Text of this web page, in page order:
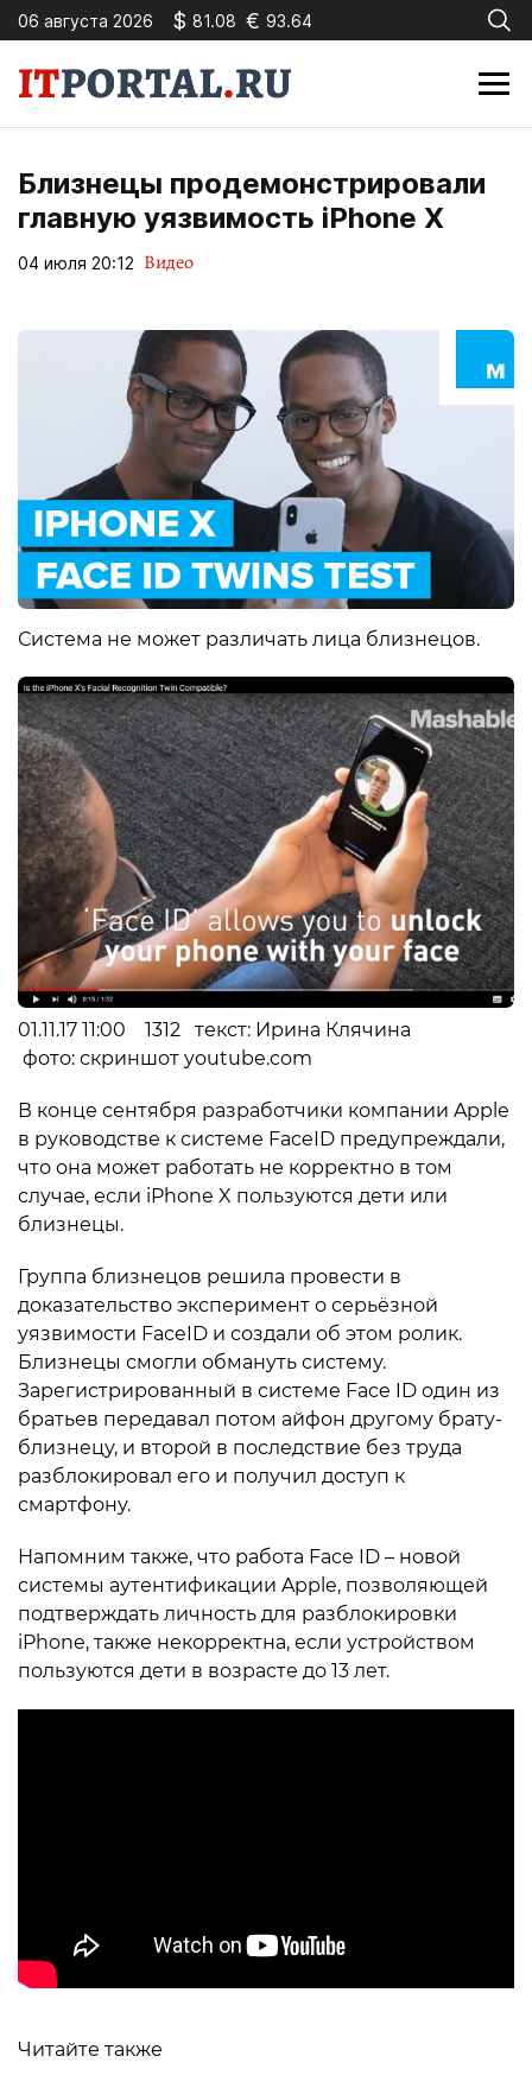
06 августа 2026 $ 81.08 € 93.64
Близнецы продемонстрировали
главную уязвимость iPhone X
04 июля 20:12 Видео
Система не может различать лица близнецов.
01.11.17 11:00 1312 текст: Ирина Клячина
фото: скриншот youtube.com
В конце сентября разработчики компании Apple
в руководстве к системе FaceID предупреждали,
что она может работать не корректно в том
случае, если iPhone X пользуются дети или
близнецы.
Группа близнецов решила провести в
доказательство эксперимент о серьёзной
уязвимости FaceID и создали об этом ролик.
Близнецы смогли обмануть систему.
Зарегистрированный в системе Face ID один из
братьев передавал потом айфон другому брату-
близнецу, и второй в последствие без труда
разблокировал его и получил доступ к
смартфону.
Напомним также, что работа Face ID – новой
системы аутентификации Apple, позволяющей
подтверждать личность для разблокировки
iPhone, также некорректна, если устройством
пользуются дети в возрасте до 13 лет.
Читайте также